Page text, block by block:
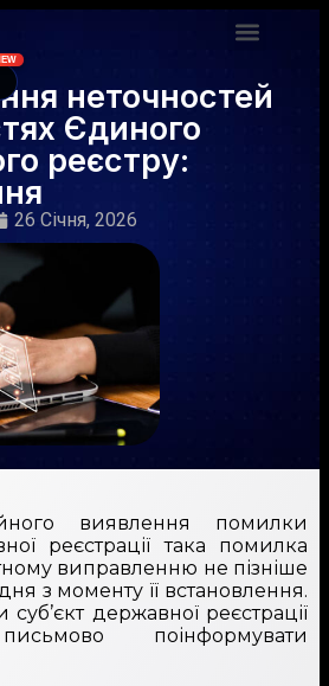
неточностей
Єдиного
реєстру:
26 Січня, 2026
виявлення помилки
реєстрації така помилка
виправленню не пізніше
з моменту її встановлення.
державної реєстрації
поінформувати